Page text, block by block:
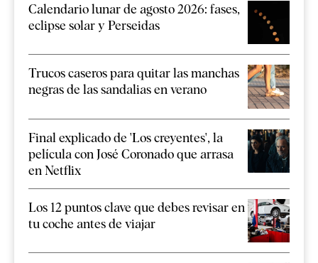
Calendario lunar de agosto 2026: fases,
eclipse solar y Perseidas
Trucos caseros para quitar las manchas
negras de las sandalias en verano
Final explicado de 'Los creyentes', la
película con José Coronado que arrasa
en Netflix
Los 12 puntos clave que debes revisar en
tu coche antes de viajar